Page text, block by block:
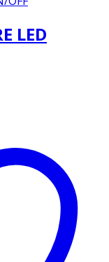
LED